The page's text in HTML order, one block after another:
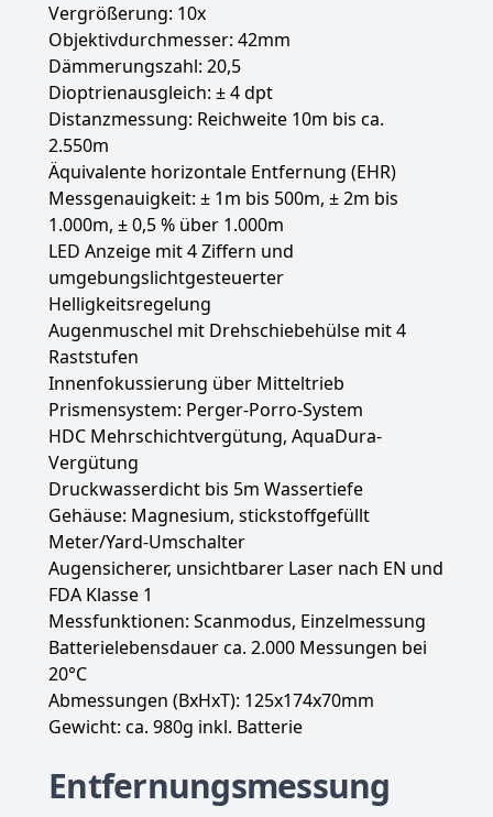
Vergrößerung: 10x
Objektivdurchmesser: 42mm
Dämmerungszahl: 20,5
Dioptrienausgleich: ± 4 dpt
Distanzmessung: Reichweite 10m bis ca.
2.550m
Äquivalente horizontale Entfernung (EHR)
Messgenauigkeit: ± 1m bis 500m, ± 2m bis
1.000m, ± 0,5 % über 1.000m
LED Anzeige mit 4 Ziffern und
umgebungslichtgesteuerter
Helligkeitsregelung
Augenmuschel mit Drehschiebehülse mit 4
Raststufen
Innenfokussierung über Mitteltrieb
Prismensystem: Perger-Porro-System
HDC Mehrschichtvergütung, AquaDura-
Vergütung
Druckwasserdicht bis 5m Wassertiefe
Gehäuse: Magnesium, stickstoffgefüllt
Meter/Yard-Umschalter
Augensicherer, unsichtbarer Laser nach EN und
FDA Klasse 1
Messfunktionen: Scanmodus, Einzelmessung
Batterielebensdauer ca. 2.000 Messungen bei
20°C
Abmessungen (BxHxT): 125x174x70mm
Gewicht: ca. 980g inkl. Batterie
Entfernungsmessung